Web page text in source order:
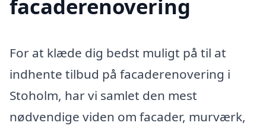
facaderenovering
For at klæde dig bedst muligt på til at
indhente tilbud på facaderenovering i
Stoholm, har vi samlet den mest
nødvendige viden om facader, murværk,